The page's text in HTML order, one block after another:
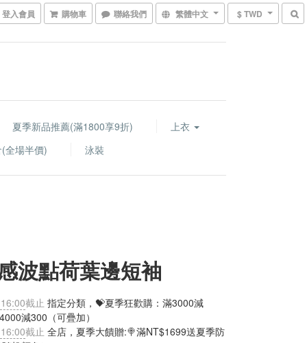
登入會員 購物車 聯絡我們 繁體中文 $ TWD
夏季新品推薦(滿1800享9折)
上衣
全場半價)
泳裝
波點荷葉邊短袖
截止 指定分類，💝夏季狂歡購：滿3000減
減300（可疊加）
截止 全店，夏季大饋贈:🍭滿NT$1699送夏季防